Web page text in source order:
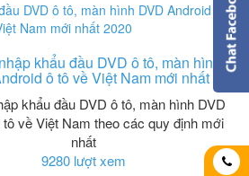
khẩu đầu DVD ô tô, màn hình
ô tô về Việt Nam mới nhất
khẩu đầu DVD ô tô, màn hình DVD
tô về Việt Nam theo các quy định mới
nhất
9280 lượt xem